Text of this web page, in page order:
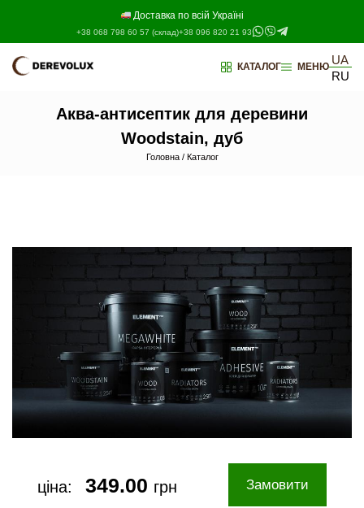
Доставка по всій Україні
+38 068 798 60 57 (склад)+38 096 820 21 93
КАТАЛОГ МЕНЮ UA
RU
Аква-антисептик для деревини
Woodstain, дуб
Головна/ Каталог
ціна: 349.00 грн Замовити